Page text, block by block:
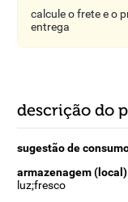
calcule o frete e o
entrega
descrição do
sugestão de
armazenagem
luz;fresco